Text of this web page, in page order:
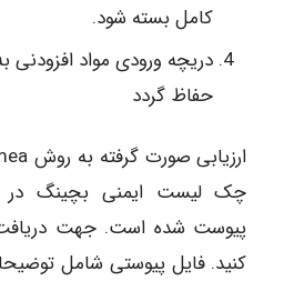
کامل بسته شود.
دریچه ورودی مواد افزودنی
حفاظ گردد
چک لیست ایمنی بچینگ در
پیوست شده است. جهت دریافت
کنید. فایل پیوستی شامل